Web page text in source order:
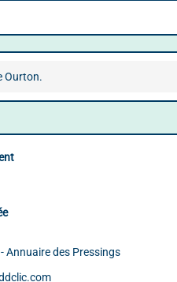
Ourton.
Annuaire des Pressings